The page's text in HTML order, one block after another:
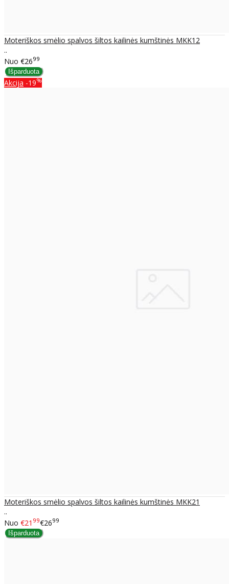
Moteriškos smėlio spalvos šiltos kailinės kumštinės MKK12
..
Nuo €2699
Akcija -19%
Moteriškos smėlio spalvos šiltos kailinės kumštinės MKK21
..
Nuo €21 99€2699